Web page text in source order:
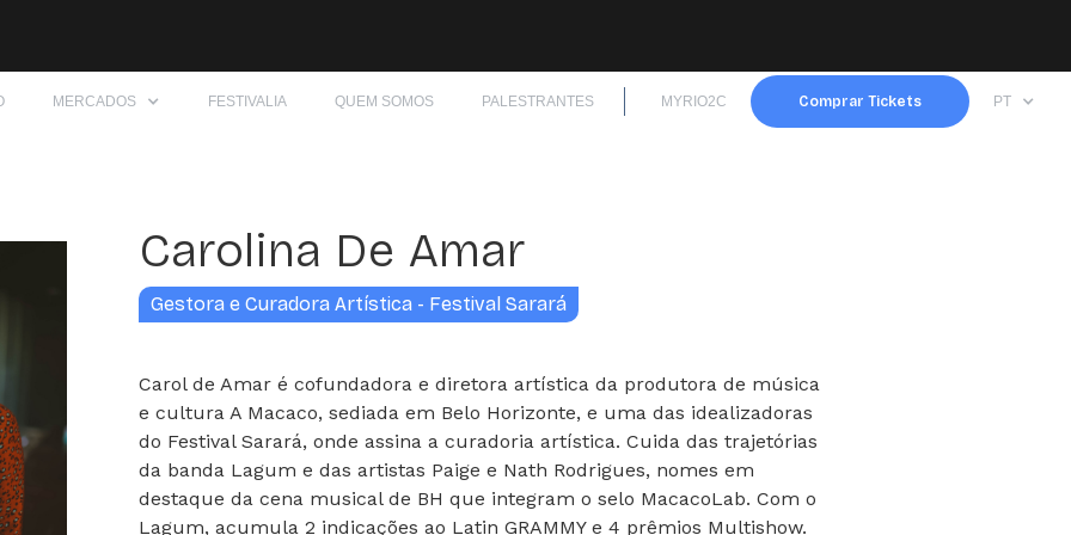
MERCADOS FESTIVALIA QUEM SOMOS PALESTRANTES MYRIO2C Comprar Tickets PT
Carolina De Amar
Gestora e Curadora Artística - Festival Sarará
Carol de Amar é cofundadora e diretora artística da produtora de música
e cultura A Macaco, sediada em Belo Horizonte, e uma das idealizadoras
do Festival Sarará, onde assina a curadoria artística. Cuida das trajetórias
da banda Lagum e das artistas Paige e Nath Rodrigues, nomes em
destaque da cena musical de BH que integram o selo MacacoLab. Com o
Lagum, acumula 2 indicações ao Latin GRAMMY e 4 prêmios Multishow.